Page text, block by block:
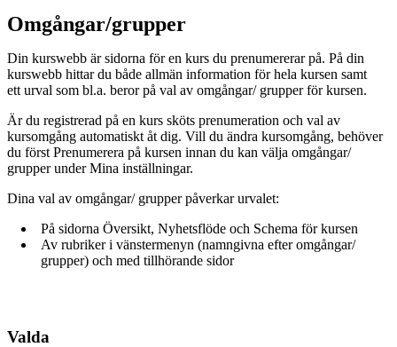
Omgångar/grupper
Din kurswebb är sidorna för en kurs du prenumererar på. På din
kurswebb hittar du både allmän information för hela kursen samt
ett urval som bl.a. beror på val av omgångar/ grupper för kursen.
Är du registrerad på en kurs sköts prenumeration och val av
kursomgång automatiskt åt dig. Vill du ändra kursomgång, behöver
du först Prenumerera på kursen innan du kan välja omgångar/
grupper under Mina inställningar.
Dina val av omgångar/ grupper påverkar urvalet:
På sidorna Översikt, Nyhetsflöde och Schema för kursen
Av rubriker i vänstermenyn (namngivna efter omgångar/
grupper) och med tillhörande sidor
Valda